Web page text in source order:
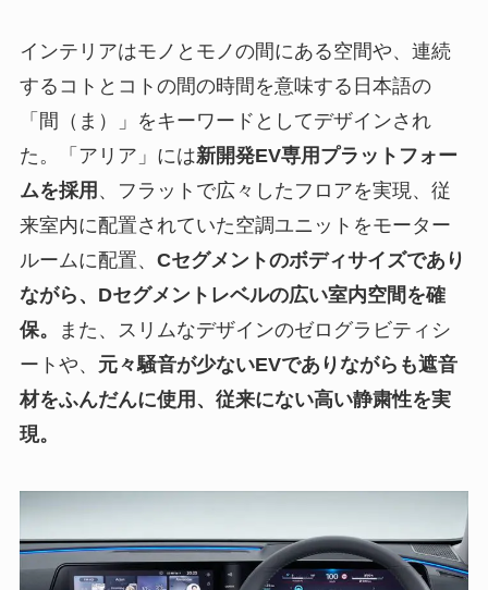
インテリアはモノとモノの間にある空間や、連続
するコトとコトの間の時間を意味する日本語の
「間（ま）」をキーワードとしてデザインされ
た。「アリア」には新開発EV専用プラットフォー
ムを採用 、フラットで広々したフロアを実現、従
来室内に配置されていた空調ユニットをモーター
ルームに配置、 Cセグメントのボディサイズであり
ながら、Dセグメントレベルの広い室内空間を確
保。
また、スリムなデザインのゼログラビティシ
ートや、 元々騒音が少ないEVでありながらも遮音
材をふんだんに使用、従来にない高い静粛性を実
現。